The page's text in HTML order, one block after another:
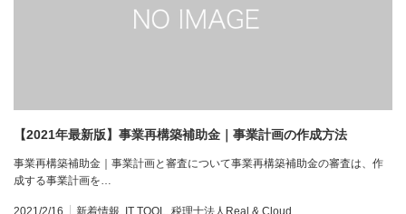
【2021年最新版】事業再構築補助金｜事業計画の作成方法
事業再構築補助金｜事業計画と審査について事業再構築補助金の審査は、作
成する事業計画を…
2021/2/16 新着情報 IT TOOL 税理士法人Real & Cloud